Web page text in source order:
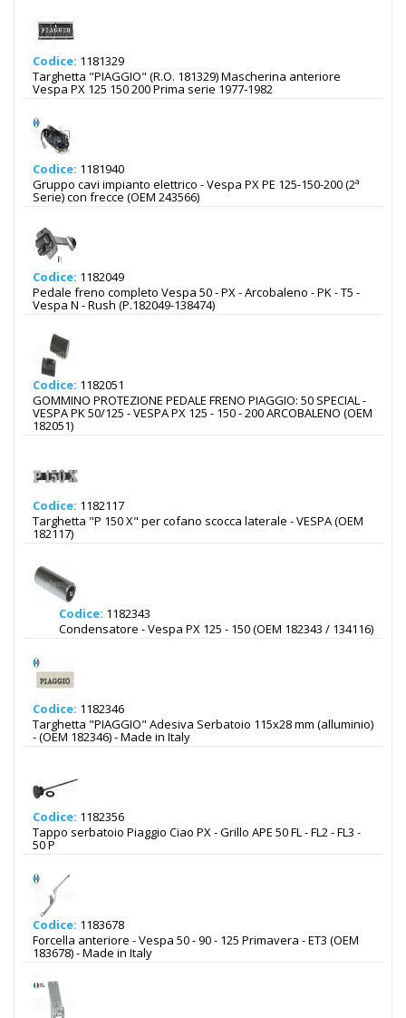
Codice: 1181329
Targhetta "PIAGGIO" (R.O. 181329) Mascherina anteriore
Vespa PX 125 150 200 Prima serie 1977-1982
Codice: 1181940
Gruppo cavi impianto elettrico - Vespa PX PE 125-150-200 (2ª
Serie) con frecce (OEM 243566)
Codice: 1182049
Pedale freno completo Vespa 50 - PX - Arcobaleno - PK - T5 -
Vespa N - Rush (P.182049-138474)
Codice: 1182051
GOMMINO PROTEZIONE PEDALE FRENO PIAGGIO: 50 SPECIAL -
VESPA PK 50/125 - VESPA PX 125 - 150 - 200 ARCOBALENO (OEM
182051)
Codice: 1182117
Targhetta "P 150 X" per cofano scocca laterale - VESPA (OEM
182117)
Codice: 1182343
Condensatore - Vespa PX 125 - 150 (OEM 182343 / 134116)
Codice: 1182346
Targhetta "PIAGGIO" Adesiva Serbatoio 115x28 mm (alluminio)
- (OEM 182346) - Made in Italy
Codice: 1182356
Tappo serbatoio Piaggio Ciao PX - Grillo APE 50 FL - FL2 - FL3 -
50 P
Codice: 1183678
Forcella anteriore - Vespa 50 - 90 - 125 Primavera - ET3 (OEM
183678) - Made in Italy